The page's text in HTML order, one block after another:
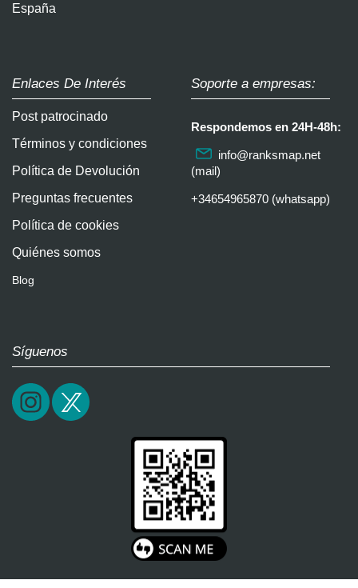
España
Enlaces De Interés
Post patrocinado
Términos y condiciones
Política de Devolución
Preguntas frecuentes
Política de cookies
Quiénes somos
Blog
Soporte a empresas:
Respondemos en 24H-48h:
info@ranksmap.net
(mail)
+34654965870 (whatsapp)
Síguenos